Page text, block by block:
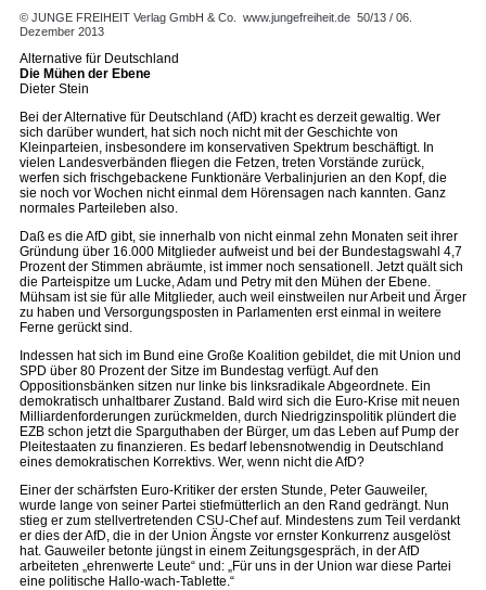
© JUNGE FREIHEIT Verlag GmbH & Co. www.jungefreiheit.de 50/13 / 06.
Dezember 2013
Alternative für Deutschland
Die Mühen der Ebene
Dieter Stein
Bei der Alternative für Deutschland (AfD) kracht es derzeit gewaltig. Wer
sich darüber wundert, hat sich noch nicht mit der Geschichte von
Kleinparteien, insbesondere im konservativen Spektrum beschäftigt. In
vielen Landesverbänden fliegen die Fetzen, treten Vorstände zurück,
werfen sich frischgebackene Funktionäre Verbalinjurien an den Kopf, die
sie noch vor Wochen nicht einmal dem Hörensagen nach kannten. Ganz
normales Parteileben also.
Daß es die AfD gibt, sie innerhalb von nicht einmal zehn Monaten seit ihrer
Gründung über 16.000 Mitglieder aufweist und bei der Bundestagswahl 4,7
Prozent der Stimmen abräumte, ist immer noch sensationell. Jetzt quält sich
die Parteispitze um Lucke, Adam und Petry mit den Mühen der Ebene.
Mühsam ist sie für alle Mitglieder, auch weil einstweilen nur Arbeit und Ärger
zu haben und Versorgungsposten in Parlamenten erst einmal in weitere
Ferne gerückt sind.
Indessen hat sich im Bund eine Große Koalition gebildet, die mit Union und
SPD über 80 Prozent der Sitze im Bundestag verfügt. Auf den
Oppositionsbänken sitzen nur linke bis linksradikale Abgeordnete. Ein
demokratisch unhaltbarer Zustand. Bald wird sich die Euro-Krise mit neuen
Milliardenforderungen zurückmelden, durch Niedrigzinspolitik plündert die
EZB schon jetzt die Sparguthaben der Bürger, um das Leben auf Pump der
Pleitestaaten zu finanzieren. Es bedarf lebensnotwendig in Deutschland
eines demokratischen Korrektivs. Wer, wenn nicht die AfD?
Einer der schärfsten Euro-Kritiker der ersten Stunde, Peter Gauweiler,
wurde lange von seiner Partei stiefmütterlich an den Rand gedrängt. Nun
stieg er zum stellvertretenden CSU-Chef auf. Mindestens zum Teil verdankt
er dies der AfD, die in der Union Ängste vor ernster Konkurrenz ausgelöst
hat. Gauweiler betonte jüngst in einem Zeitungsgespräch, in der AfD
arbeiteten „ehrenwerte Leute“ und: „Für uns in der Union war diese Partei
eine politische Hallo-wach-Tablette.“